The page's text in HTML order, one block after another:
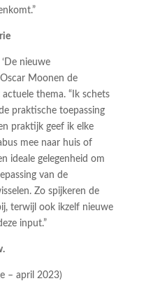
nieuwe
Moonen de
thema. “Ik schets
praktische toepassing
praktijk geef ik elke
mee naar huis of
ideale gelegenheid om
van de
Zo spijkeren de
terwijl ook ikzelf nieuwe
input.”
– april 2023)